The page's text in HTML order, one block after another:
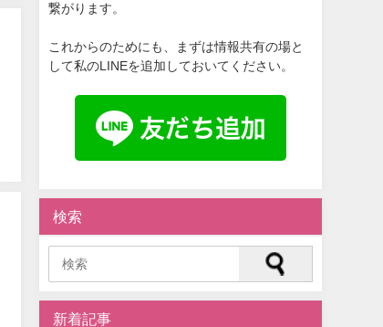
繋がります。
これからのためにも、まずは情報共有の場と
して私のLINEを追加しておいてください。
検索
新着記事